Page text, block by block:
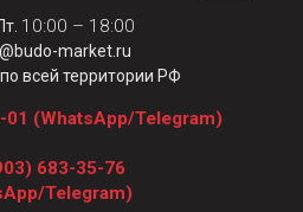
10:00 – 18:00
market.ru
всей территории РФ
01 (WhatsApp/Telegram)
683-35-76
Telegram)